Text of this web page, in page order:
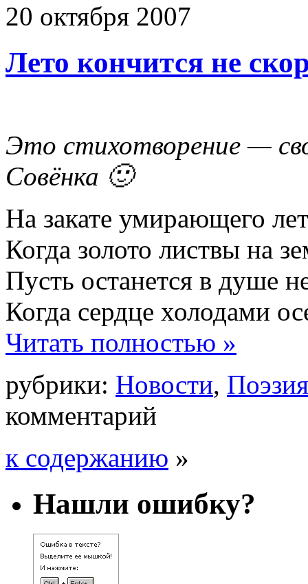
20 октября 2007
Лето кончится не
Это стихотворение —
Совёнка 🙂
На закате умирающего
Когда золото листвы на
Пусть останется в душе
Когда сердце холодами
Читать полностью »
рубрики: Новости, Поэзия
комментарий
к содержанию »
Нашли ошибку?